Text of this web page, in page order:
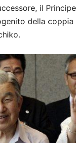
il
della